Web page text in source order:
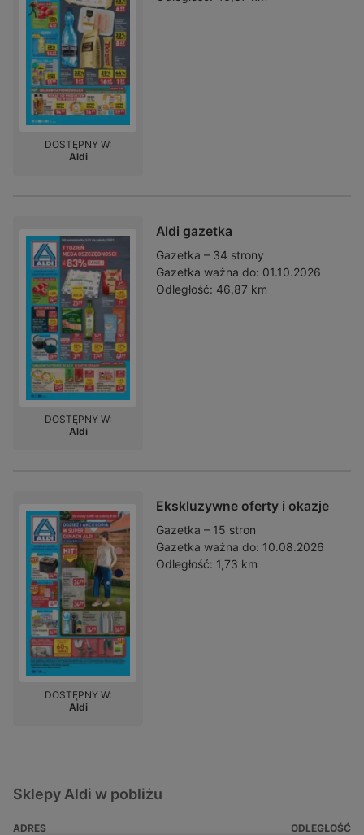
DOSTĘPNY W:
Aldi
Aldi gazetka
Gazetka – 34 strony
Gazetka ważna do: 01.10.2026
Odległość: 46,87 km
DOSTĘPNY W:
Aldi
Ekskluzywne oferty i okazje
Gazetka – 15 stron
Gazetka ważna do: 10.08.2026
Odległość: 1,73 km
DOSTĘPNY W:
Aldi
Sklepy Aldi w pobliżu
ADRES ODLEGŁOŚĆ